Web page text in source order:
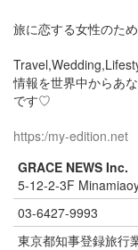
旅に恋する女性のた
情報を世界中からあ
です♡
https:/my-edition.net
GRACE NEWS Inc.
5-12-2-3F
03-6427-9993
東京都知事登録旅行